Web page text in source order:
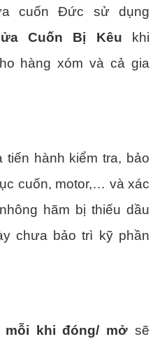
cuốn Đức sử dụng
Cuốn Bị Kêu khi
hàng xóm và cả gia
hành kiểm tra, bảo
cuốn, motor,… và xác
hãm bị thiếu dầu
chưa bảo trì kỹ phần
mỗi khi đóng/ mở sẽ